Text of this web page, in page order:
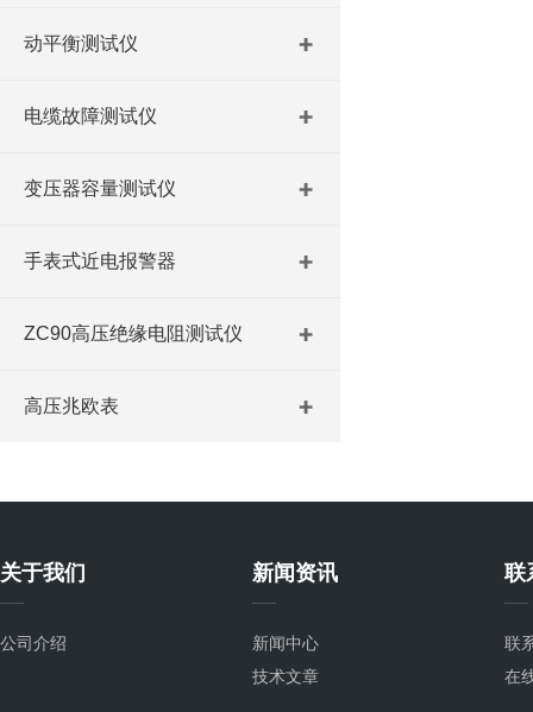
动平衡测试仪
电缆故障测试仪
变压器容量测试仪
手表式近电报警器
ZC90高压绝缘电阻测试仪
高压兆欧表
关于我们
公司介绍
新闻资讯
新闻中心
技术文章
联
联
在